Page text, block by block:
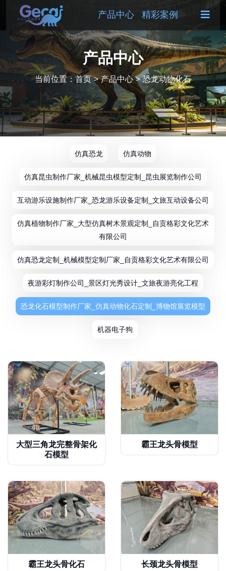
产品中心 精彩案例
产品中心
当前位置： 首页 > 产品中心 > 恐龙动物化石
仿真恐龙 仿真动物
仿真昆虫制作厂家_机械昆虫模型定制_昆虫展览制作公司
互动游乐设施制作厂家_恐龙游乐设备定制_文旅互动设备公司
仿真植物制作厂家_大型仿真树木景观定制_自贡格彩文化艺术
有限公司
仿真恐龙定制_机械模型定制厂家_自贡格彩文化艺术有限公司
夜游彩灯制作公司_景区灯光秀设计_文旅夜游亮化工程
恐龙化石模型制作厂家_仿真动物化石定制_博物馆展览模型
机器电子狗
大型三角龙完整骨架化
石模型
霸王龙头骨模型
霸王龙头骨化石 长颈龙头骨模型